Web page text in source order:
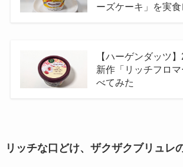
ーズケーキ」を実食
【ハーゲンダッツ
新作「リッチフロ
べてみた
リッチな口どけ、ザクザクブリュレ